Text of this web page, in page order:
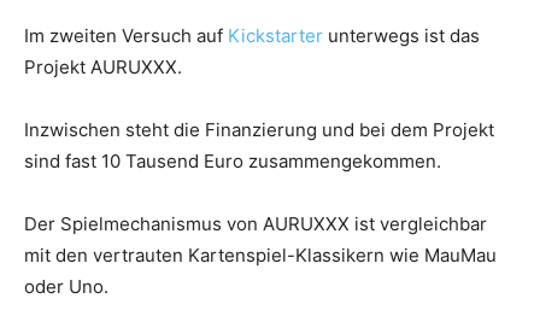
Im zweiten Versuch auf Kickstarter unterwegs ist das
Projekt AURUXXX.
Inzwischen steht die Finanzierung und bei dem Projekt
sind fast 10 Tausend Euro zusammengekommen.
Der Spielmechanismus von AURUXXX ist vergleichbar
mit den vertrauten Kartenspiel-Klassikern wie MauMau
oder Uno.